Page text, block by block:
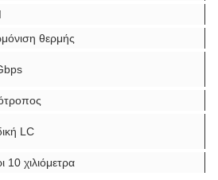
θερμής
LC
10 χιλιόμετρα